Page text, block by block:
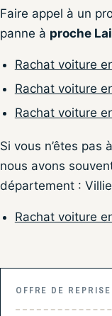
Faire appel à un
panne à proche
Rachat voiture
Rachat voiture
Rachat voiture
Si vous n’êtes pas
nous avons
département :
Rachat voiture
OFFRE DE REPRISE